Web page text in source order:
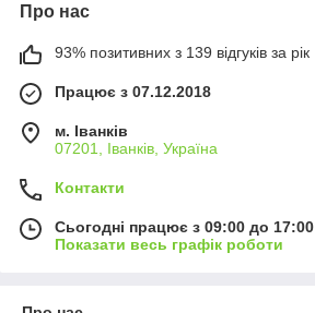
Про нас
93% позитивних з 139 відгуків за рік
Працює з 07.12.2018
м. Іванків
07201, Іванків, Україна
Контакти
Сьогодні працює з 09:00 до 17:00
Показати весь графік роботи